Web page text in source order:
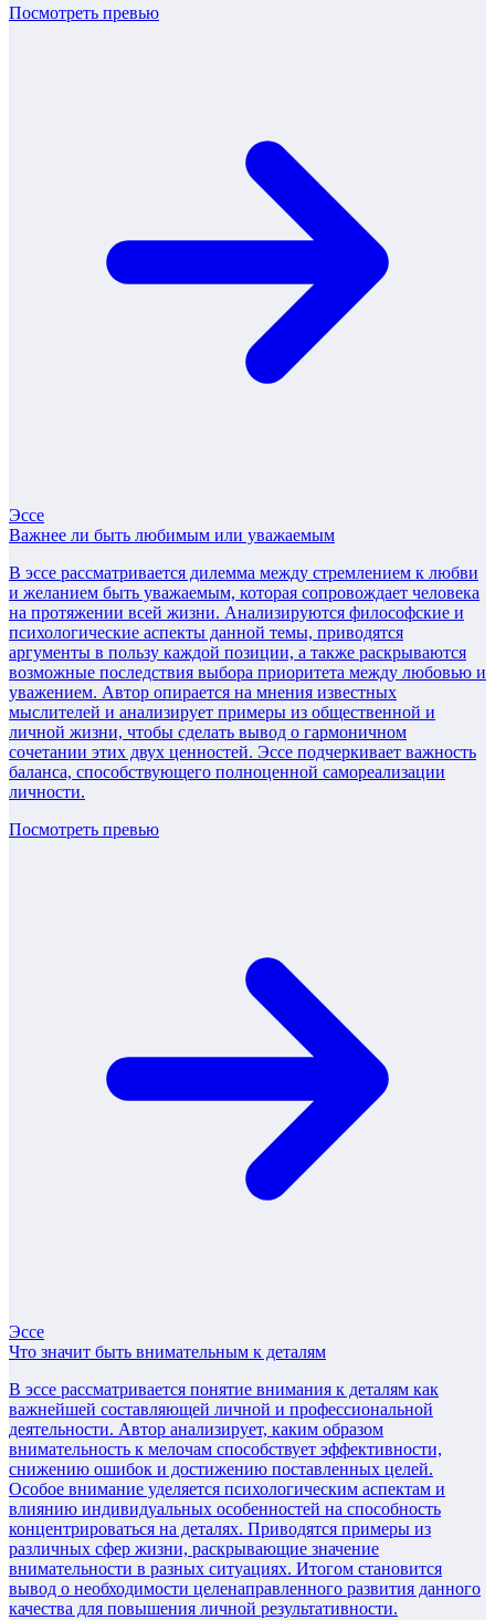
Посмотреть превью
Эссе
Важнее ли быть любимым или уважаемым
В эссе рассматривается дилемма между стремлением к любви
и желанием быть уважаемым, которая сопровождает человека
на протяжении всей жизни. Анализируются философские и
психологические аспекты данной темы, приводятся
аргументы в пользу каждой позиции, а также раскрываются
возможные последствия выбора приоритета между любовью и
уважением. Автор опирается на мнения известных
мыслителей и анализирует примеры из общественной и
личной жизни, чтобы сделать вывод о гармоничном
сочетании этих двух ценностей. Эссе подчеркивает важность
баланса, способствующего полноценной самореализации
личности.
Посмотреть превью
Эссе
Что значит быть внимательным к деталям
В эссе рассматривается понятие внимания к деталям как
важнейшей составляющей личной и профессиональной
деятельности. Автор анализирует, каким образом
внимательность к мелочам способствует эффективности,
снижению ошибок и достижению поставленных целей.
Особое внимание уделяется психологическим аспектам и
влиянию индивидуальных особенностей на способность
концентрироваться на деталях. Приводятся примеры из
различных сфер жизни, раскрывающие значение
внимательности в разных ситуациях. Итогом становится
вывод о необходимости целенаправленного развития данного
качества для повышения личной результативности.